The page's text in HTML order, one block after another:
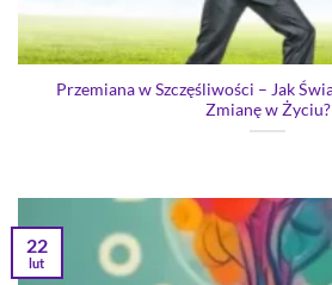
Przemiana w Szczęśliwości – Jak
Zmianę w Życiu?
22
lut